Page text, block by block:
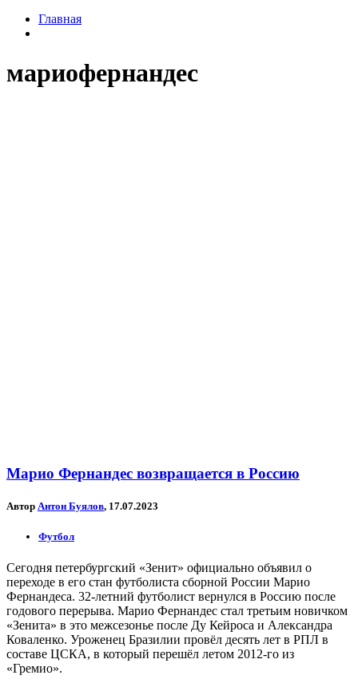
Главная
мариофернандес
Марио Фернандес возвращается в Россию
Автор Антон Буялов, 17.07.2023
Футбол
Сегодня петербургский «Зенит» официально объявил о
переходе в его стан футболиста сборной России Марио
Фернандеса. 32-летний футболист вернулся в Россию после
годового перерыва. Марио Фернандес стал третьим новичком
«Зенита» в это межсезонье после Ду Кейроса и Александра
Коваленко. Уроженец Бразилии провёл десять лет в РПЛ в
составе ЦСКА, в который перешёл летом 2012-го из
«Гремио».